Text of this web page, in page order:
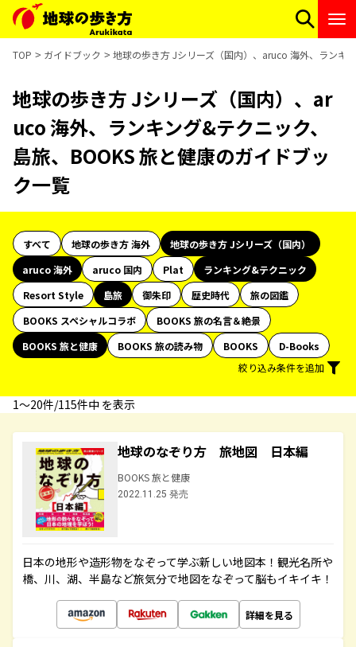
TOP ガイドブック 地球の歩き方 Jシリーズ（国内）、aruco 海外、ランキ
地球の歩き方 Jシリーズ（国内）、ar
uco 海外、ランキング&テクニック、
島旅、BOOKS 旅と健康のガイドブッ
ク一覧
すべて 地球の歩き方 海外
地球の歩き方 Jシリーズ（国内）
aruco 海外
aruco 国内 Plat
ランキング&テクニック
Resort Style
島旅 御朱印 歴史時代
旅の図鑑
BOOKS スペシャルコラボ
BOOKS 旅の名言＆絶景
BOOKS 旅と健康
BOOKS 旅の読み物 BOOKS
D-Books
絞り込み条件を追加
1〜20件/115件中 を表示
地球のなぞり方 旅地図 日本編
BOOKS 旅と健康
2022.11.25 発売
日本の地形や造形物をなぞって学ぶ新しい地図本！観光名所や
橋、川、湖、半島など旅気分で地図をなぞって脳もイキイキ！
詳細を見る